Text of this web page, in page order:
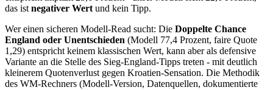
das ist negativer Wert und kein Tipp.
Wer einen sicheren Modell-Read sucht: Die Doppelte Chance
England oder Unentschieden (Modell 77,4 Prozent, faire Quote
1,29) entspricht keinem klassischen Wert, kann aber als defensive
Variante an die Stelle des Sieg-England-Tipps treten - mit deutlich
kleinerem Quotenverlust gegen Kroatien-Sensation. Die Methodik
des WM-Rechners (Modell-Version, Datenquellen, dokumentierte